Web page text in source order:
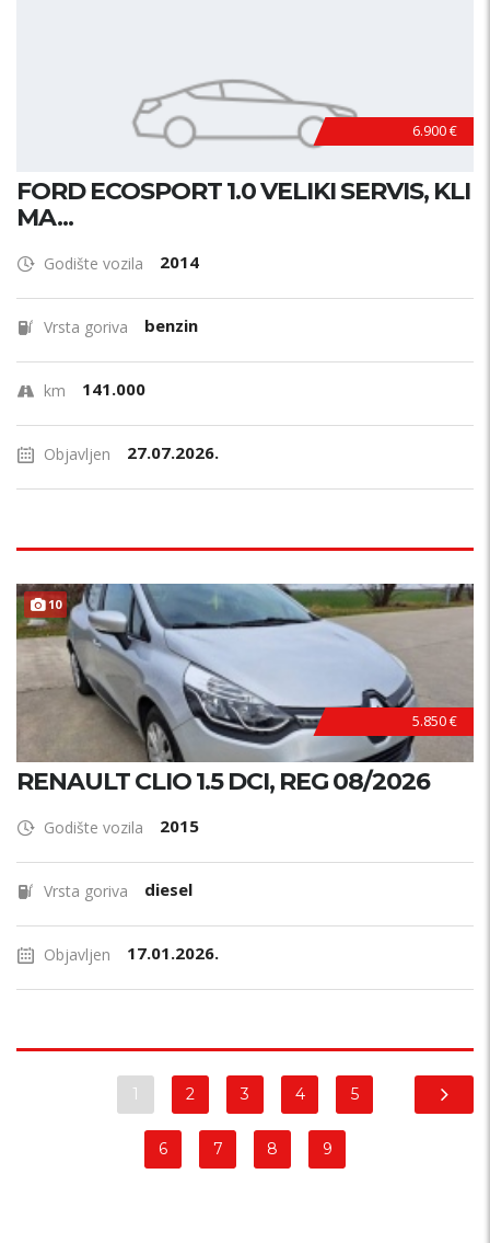
6.900 €
FORD ECOSPORT 1.0 VELIKI SERVIS, KLI
MA...
Godište vozila 2014
Vrsta goriva benzin
km 141.000
Objavljen 27.07.2026.
10
5.850 €
RENAULT CLIO 1.5 DCI, REG 08/2026
Godište vozila 2015
Vrsta goriva diesel
Objavljen 17.01.2026.
1 2 3 4 5
6 7 8 9